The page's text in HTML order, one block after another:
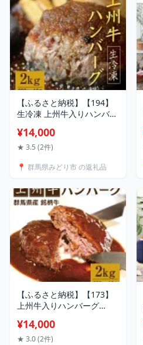
【ふるさと納税】【194】
生冷凍 上州牛入りハンバー
¥14,000
★ 3.5 (2件)
📍 群馬県みどり市 の返礼品
【ふるさと納税】【173】
上州牛入りハンバーグ
¥14,000
★ 3.0 (2件)